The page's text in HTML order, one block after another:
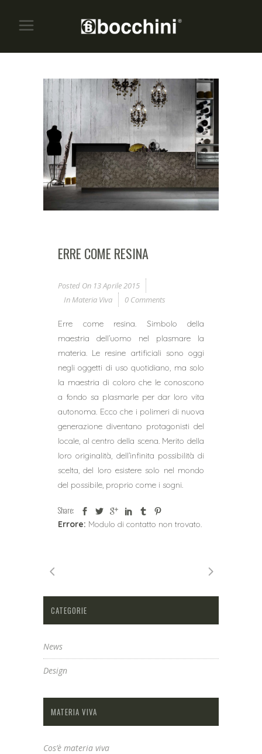
ERRE COME RESINA
Posted On 13 Aprile 2015
InMateria Viva 0 Comments
Erre come resina. Simbolo della
maestria dell’uomo nel plasmare la
materia. Le resine artificiali sono oggi
negli oggetti di uso quotidiano, ma solo
la maestria di coloro che le conoscono
a fondo sa plasmarle per dar loro vita
autonoma. Ecco che i polimeri di nuova
generazione diventano protagonisti del
locale, al centro della scena. Merito della
loro originalità, dell’infinita possibilità di
scelta, del loro esistere solo nel mondo
del possibile, proprio come i sogni.
Share:
Errore: Modulo di contatto non trovato.
CATEGORIE
News
Design
MATERIA VIVA
Cos’è materia viva